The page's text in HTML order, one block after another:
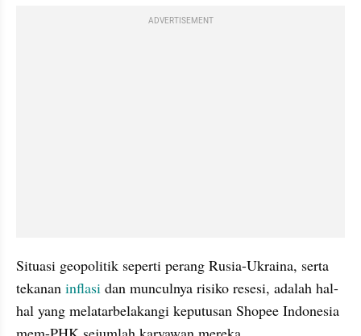
ADVERTISEMENT
Situasi geopolitik seperti perang Rusia-Ukraina, serta
tekanan inflasi dan munculnya risiko resesi, adalah hal-
hal yang melatarbelakangi keputusan Shopee Indonesia